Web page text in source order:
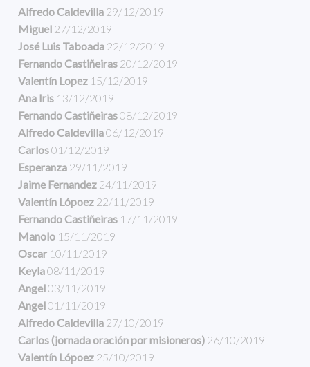
Alfredo Caldevilla 29/12/2019
Miguel 27/12/2019
José Luis Taboada 22/12/2019
Fernando Castiñeiras 20/12/2019
Valentín Lopez 15/12/2019
Ana Iris 13/12/2019
Fernando Castiñeiras08/12/2019
Alfredo Caldevilla06/12/2019
Carlos01/12/2019
Esperanza 29/11/2019
Jaime Fernandez 24/11/2019
Valentín Lópoez 22/11/2019
Fernando Castiñeiras 17/11/2019
Manolo 15/11/2019
Oscar 10/11/2019
Keyla08/11/2019
Angel03/11/2019
Angel01/11/2019
Alfredo Caldevilla 27/10/2019
Carlos (jornada oración por misioneros) 26/10/2019
Valentín Lópoez 25/10/2019